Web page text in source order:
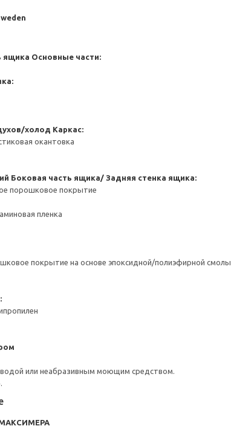
ящика Основные части:
холод Каркас:
окантовка
Боковая часть ящика/ Задняя стенка ящика:
порошковое покрытие
пленка
покрытие на основе эпоксидной/полиэфирной смолы
или неабразивным моющим средством.
МАКСИМЕРА